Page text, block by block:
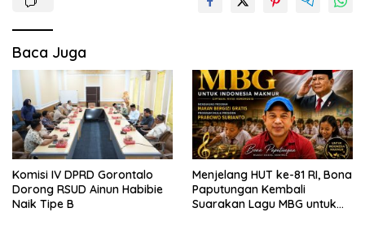
Baca Juga
Komisi IV DPRD Gorontalo
Dorong RSUD Ainun Habibie
Naik Tipe B
Menjelang HUT ke-81 RI, Bona
Paputungan Kembali
Suarakan Lagu MBG untuk